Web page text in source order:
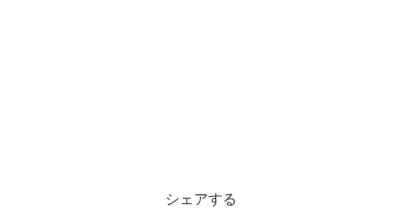
シェアする